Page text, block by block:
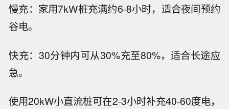
慢充：家用7kW桩充满约6-8小时，适合夜间预约
谷电。
快充：30分钟内可从30%充至80%，适合长途应
急。
使用20kW小直流桩可在2-3小时补充40-60度电，